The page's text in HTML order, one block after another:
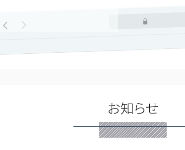
お知らせ